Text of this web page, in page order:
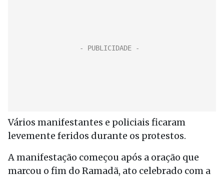
Vários manifestantes e policiais ficaram
levemente feridos durante os protestos.
A manifestação começou após a oração que
marcou o fim do Ramadã, ato celebrado com a